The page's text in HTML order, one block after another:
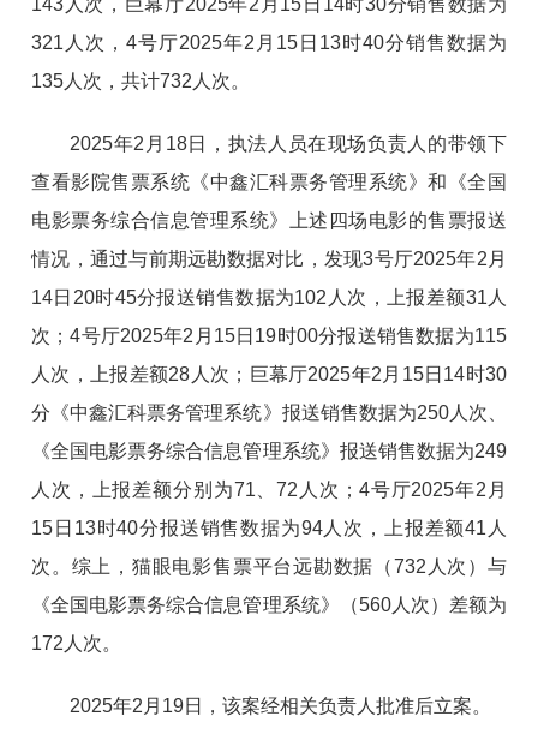
321人次，4号厅2025年2月15日13时40分销售数据为
135人次，共计732人次。
2025年2月18日，执法人员在现场负责人的带领下
查看影院售票系统《中鑫汇科票务管理系统》和《全国
电影票务综合信息管理系统》上述四场电影的售票报送
情况，通过与前期远勘数据对比，发现3号厅2025年2月
14日20时45分报送销售数据为102人次，上报差额31人
次；4号厅2025年2月15日19时00分报送销售数据为115
人次，上报差额28人次；巨幕厅2025年2月15日14时30
分《中鑫汇科票务管理系统》报送销售数据为250人次、
《全国电影票务综合信息管理系统》报送销售数据为249
人次，上报差额分别为71、72人次；4号厅2025年2月
15日13时40分报送销售数据为94人次，上报差额41人
次。综上，猫眼电影售票平台远勘数据（732人次）与
《全国电影票务综合信息管理系统》（560人次）差额为
172人次。
2025年2月19日，该案经相关负责人批准后立案。